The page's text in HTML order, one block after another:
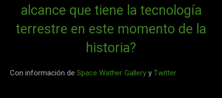
alcance que tiene la tecnología
terrestre en este momento de la
historia?
Con información de Space Wather GalleryyTwitter